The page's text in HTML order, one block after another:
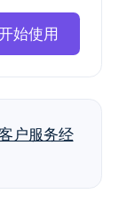
始使用
户服务经